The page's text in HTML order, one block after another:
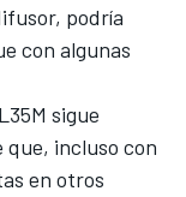
podría
con algunas
sigue
que, incluso con
en otros